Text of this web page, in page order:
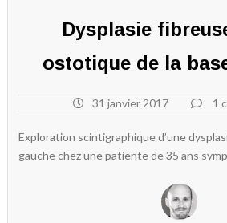
Dysplasie
ostotique de la
31 janvier 2017 1
Exploration scintigraphique d’une
gauche chez une patiente de 35 ans